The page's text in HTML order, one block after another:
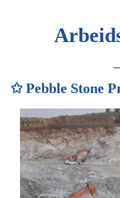
✩ Pebble Stone